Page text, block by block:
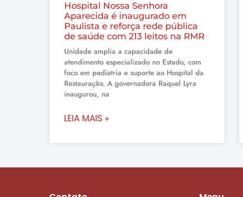
Hospital Nossa Senhora
Aparecida é inaugurado em
Paulista e reforça rede pública
de saúde com 213 leitos na RMR
Unidade amplia a capacidade de
atendimento especializado no Estado, com
foco em pediatria e suporte ao Hospital da
Restauração. A governadora Raquel Lyra
inaugurou, na
LEIA MAIS »